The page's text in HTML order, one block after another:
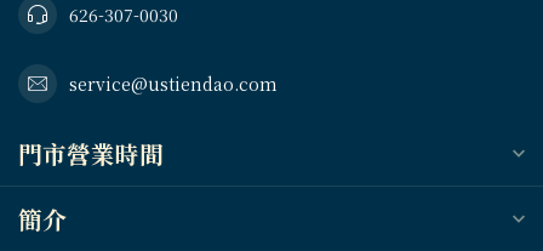
626-307-0030
service@ustiendao.com
門市營業時間
簡介